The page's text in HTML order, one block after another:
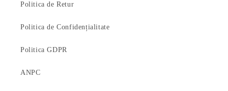
Politica de Retur
Politica de Confidențialitate
Politica GDPR
ANPC